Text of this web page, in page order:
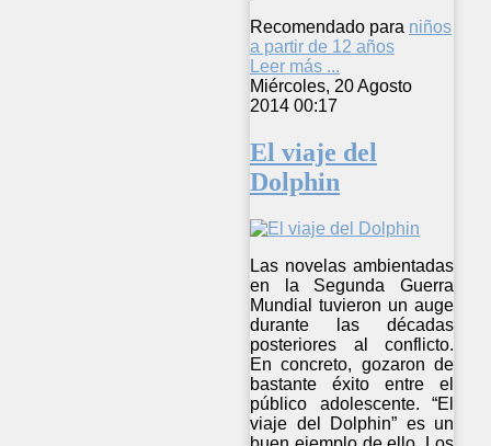
Recomendado para niños
a partir de 12 años
Leer más ...
Miércoles, 20 Agosto
2014 00:17
El viaje del
Dolphin
Las novelas ambientadas
en la Segunda Guerra
Mundial tuvieron un auge
durante las décadas
posteriores al conflicto.
En concreto, gozaron de
bastante éxito entre el
público adolescente. “El
viaje del Dolphin” es un